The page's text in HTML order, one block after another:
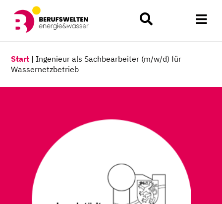
Start | Ingenieur als Sachbearbeiter (m/w/d) für
Wassernetzbetrieb